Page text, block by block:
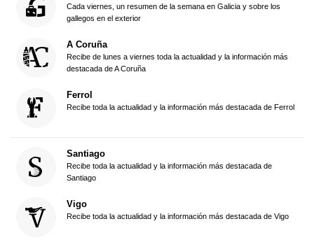
Cada viernes, un resumen de la semana en Galicia y sobre los
gallegos en el exterior
A Coruña
Recibe de lunes a viernes toda la actualidad y la información más
destacada de A Coruña
Ferrol
Recibe toda la actualidad y la información más destacada de Ferrol
Santiago
Recibe toda la actualidad y la información más destacada de
Santiago
Vigo
Recibe toda la actualidad y la información más destacada de Vigo